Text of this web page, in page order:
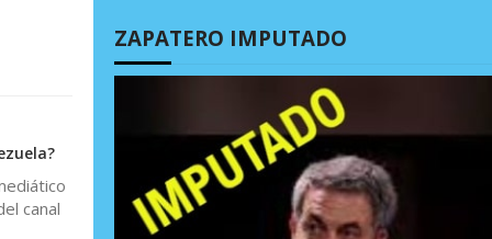
canal
ZAPATERO IMPUTADO